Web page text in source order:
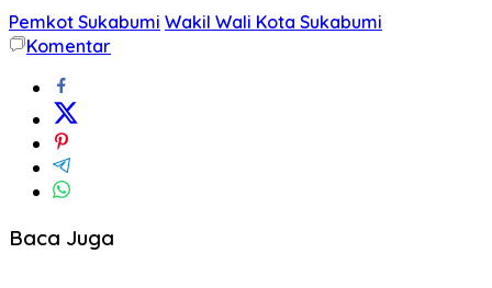
Pemkot Sukabumi Wakil Wali Kota Sukabumi
Komentar
Baca Juga